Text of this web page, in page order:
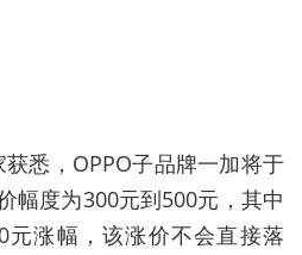
悉，OPPO子品牌一加将于
幅度为300元到500元，其中
元涨幅，该涨价不会直接落